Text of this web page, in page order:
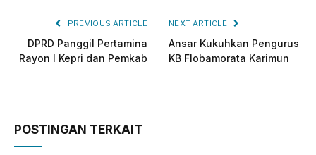
PREVIOUS ARTICLE
DPRD Panggil Pertamina
Rayon I Kepri dan Pemkab
NEXT ARTICLE
Ansar Kukuhkan Pengurus
KB Flobamorata Karimun
POSTINGAN TERKAIT